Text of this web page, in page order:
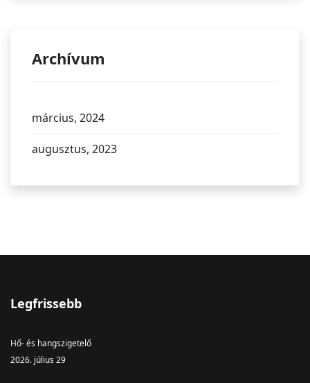
Archívum
március, 2024
augusztus, 2023
Legfrissebb
Hő- és hangszigetelő
2026. július 29